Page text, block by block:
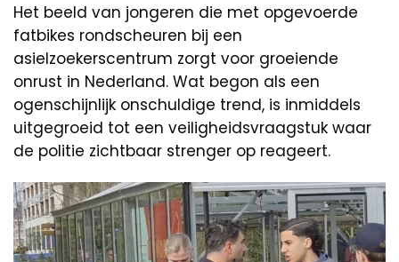
Het beeld van jongeren die met opgevoerde
fatbikes rondscheuren bij een
asielzoekerscentrum zorgt voor groeiende
onrust in Nederland. Wat begon als een
ogenschijnlijk onschuldige trend, is inmiddels
uitgegroeid tot een veiligheidsvraagstuk waar
de politie zichtbaar strenger op reageert.